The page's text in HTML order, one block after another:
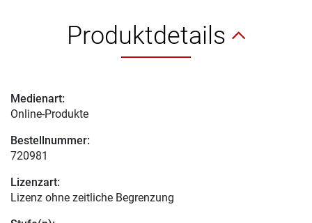
Produktdetails
Medienart:
Online-Produkte
Bestellnummer:
720981
Lizenzart:
Lizenz ohne zeitliche Begrenzung